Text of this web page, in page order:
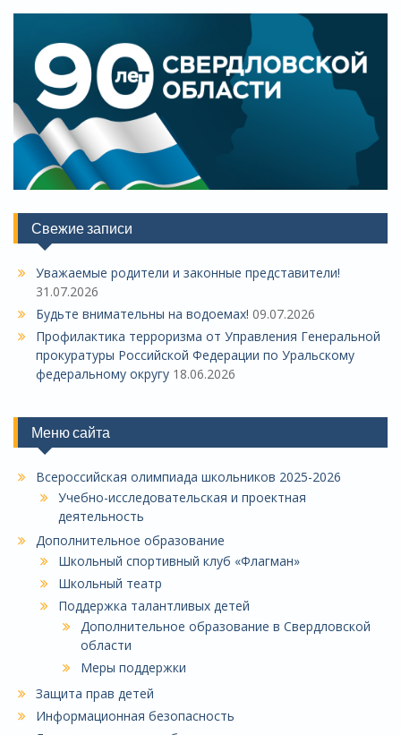
Свежие записи
Уважаемые родители и законные представители!
31.07.2026
Будьте внимательны на водоемах! 09.07.2026
Профилактика терроризма от Управления Генеральной
прокуратуры Российской Федерации по Уральскому
федеральному округу 18.06.2026
Меню сайта
Всероссийская олимпиада школьников 2025-2026
Учебно-исследовательская и проектная
деятельность
Дополнительное образование
Школьный спортивный клуб «Флагман»
Школьный театр
Поддержка талантливых детей
Дополнительное образование в Свердловской
области
Меры поддержки
Защита прав детей
Информационная безопасность